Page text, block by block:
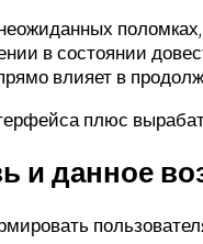
в состоянии
влияет в
плюс
и данное